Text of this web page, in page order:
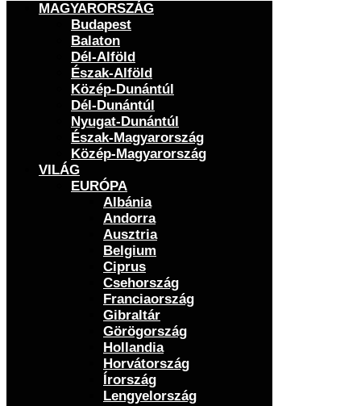
MAGYARORSZÁG
Budapest
Balaton
Dél-Alföld
Észak-Alföld
Közép-Dunántúl
Dél-Dunántúl
Nyugat-Dunántúl
Észak-Magyarország
Közép-Magyarország
VILÁG
EURÓPA
Albánia
Andorra
Ausztria
Belgium
Ciprus
Csehország
Franciaország
Gibraltár
Görögország
Hollandia
Horvátország
Írország
Lengyelország